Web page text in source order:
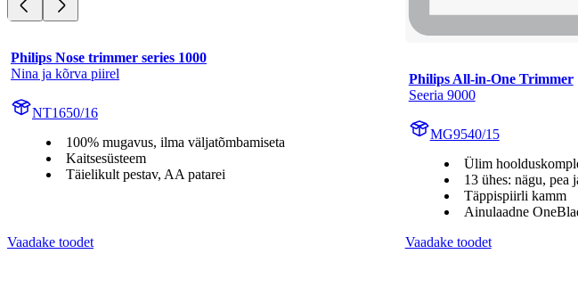
Philips Nose trimmer series 1000
Nina ja kõrva piirel
NT1650/16
100% mugavus, ilma väljatõmbamiseta
Kaitsesüsteem
Täielikult pestav, AA patarei
Vaadake toodet
Philips All-in-One Trimmer
Seeria 9000
MG9540/15
Ülim
13 ühes: nägu, pea
Täppispiirli kamm
Ainulaadne
Vaadake toodet